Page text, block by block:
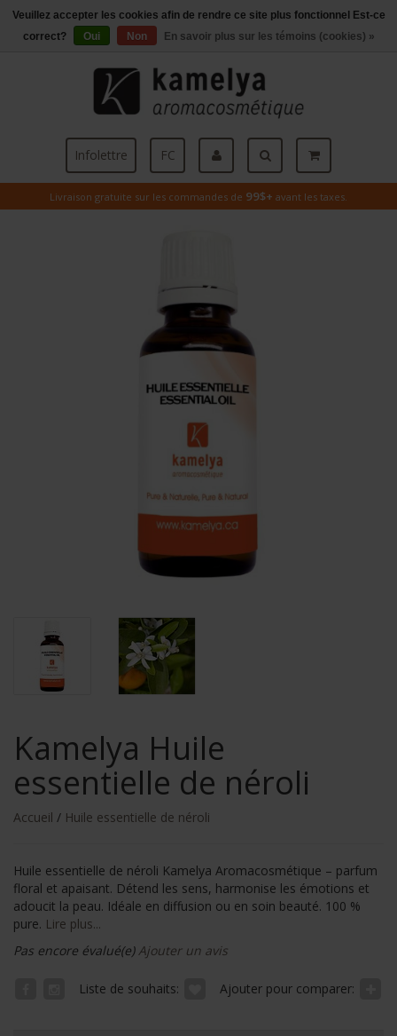
Livraison gratuite sur les commandes de 99$+ avant les taxes.
Menu
Infolettre FC
Kamelya Huile
essentielle de néroli
Accueil / Huile essentielle de néroli
Huile essentielle de néroli Kamelya Aromacosmétique – parfum
floral et apaisant. Détend les sens, harmonise les émotions et
adoucit la peau. Idéale en diffusion ou en soin beauté. 100 %
pure. Lire plus...
Pas encore évalué(e) Ajouter un avis
Liste de souhaits: Ajouter pour comparer:
Veuillez accepter les cookies afin de rendre ce site plus fonctionnel Est-ce
correct?
Oui Non En savoir plus sur les témoins (cookies) »